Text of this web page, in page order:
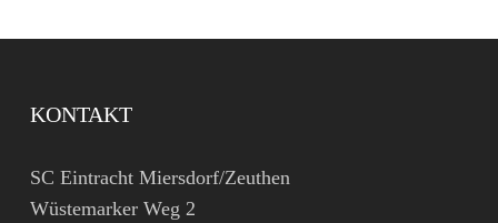
KONTAKT
SC Eintracht Miersdorf/Zeuthen
Wüstemarker Weg 2